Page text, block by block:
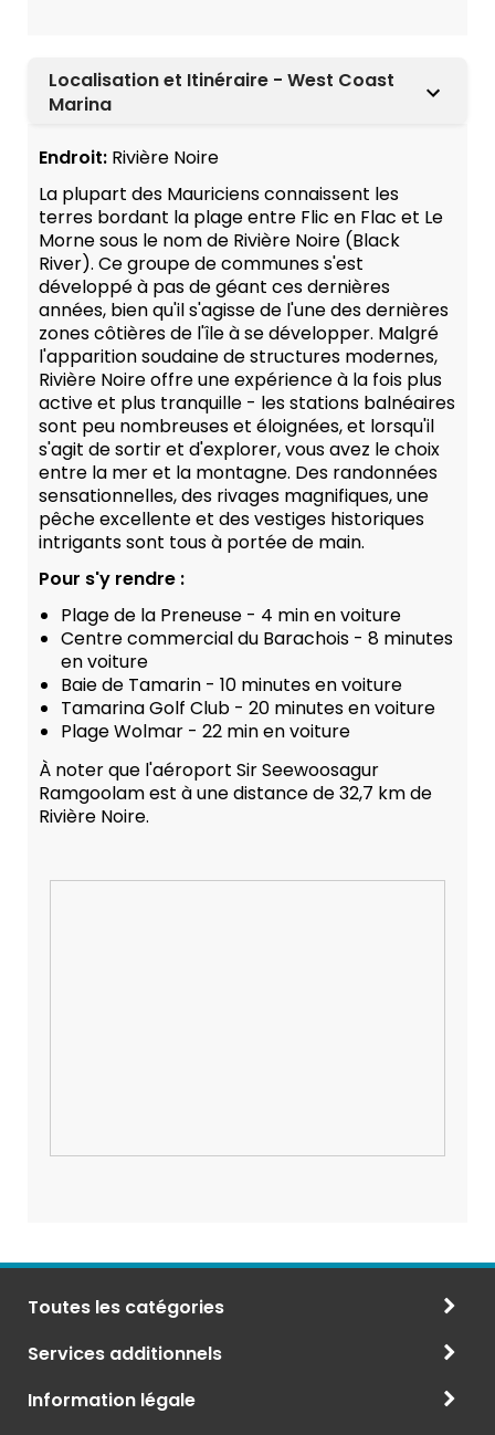
Localisation et Itinéraire - West Coast
Marina
Endroit: Rivière Noire
La plupart des Mauriciens connaissent les
terres bordant la plage entre Flic en Flac et Le
Morne sous le nom de Rivière Noire (Black
River). Ce groupe de communes s'est
développé à pas de géant ces dernières
années, bien qu'il s'agisse de l'une des dernières
zones côtières de l'île à se développer. Malgré
l'apparition soudaine de structures modernes,
Rivière Noire offre une expérience à la fois plus
active et plus tranquille - les stations balnéaires
sont peu nombreuses et éloignées, et lorsqu'il
s'agit de sortir et d'explorer, vous avez le choix
entre la mer et la montagne. Des randonnées
sensationnelles, des rivages magnifiques, une
pêche excellente et des vestiges historiques
intrigants sont tous à portée de main.
Pour s'y rendre :
Plage de la Preneuse - 4 min en voiture
Centre commercial du Barachois - 8 minutes
en voiture
Baie de Tamarin - 10 minutes en voiture
Tamarina Golf Club - 20 minutes en voiture
Plage Wolmar - 22 min en voiture
À noter que l'aéroport Sir Seewoosagur
Ramgoolam est à une distance de 32,7 km de
Rivière Noire.
Toutes les catégories
Services additionnels
Information légale